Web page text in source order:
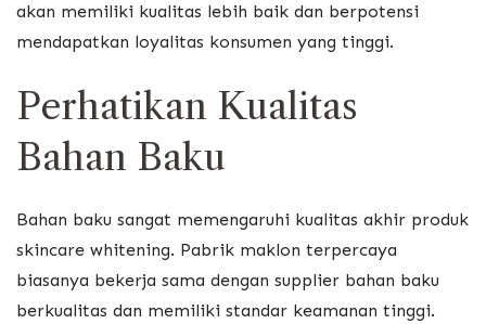
akan memiliki kualitas lebih baik dan berpotensi
mendapatkan loyalitas konsumen yang tinggi.
Perhatikan Kualitas
Bahan Baku
Bahan baku sangat memengaruhi kualitas akhir produk
skincare whitening. Pabrik maklon terpercaya
biasanya bekerja sama dengan supplier bahan baku
berkualitas dan memiliki standar keamanan tinggi.